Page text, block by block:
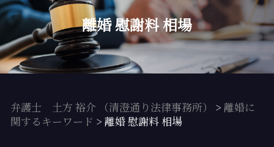
離婚 慰謝料 相場
弁護士 土方 裕介 （清澄通り法律事務所） > 離婚に
関するキーワード > 離婚 慰謝料 相場